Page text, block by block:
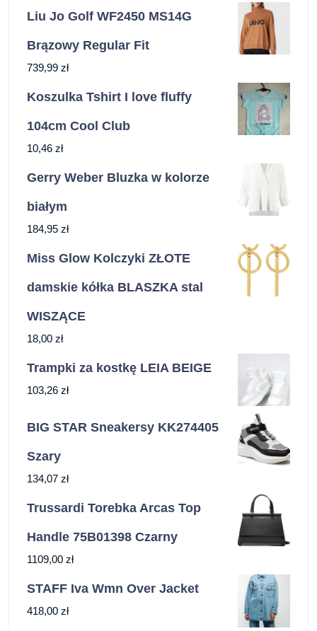
Liu Jo Golf WF2450 MS14G
Brązowy Regular Fit
739,99 zł
Koszulka Tshirt I love fluffy
104cm Cool Club
10,46 zł
Gerry Weber Bluzka w kolorze
białym
184,95 zł
Miss Glow Kolczyki ZŁOTE
damskie kółka BLASZKA stal
WISZĄCE
18,00 zł
Trampki za kostkę LEIA BEIGE
103,26 zł
BIG STAR Sneakersy KK274405
Szary
134,07 zł
Trussardi Torebka Arcas Top
Handle 75B01398 Czarny
1109,00 zł
STAFF Iva Wmn Over Jacket
418,00 zł